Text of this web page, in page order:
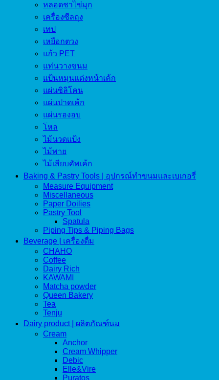
หลอดชาไข่มุก
เครื่องซีลถุง
เทป
เหยือกตวง
แก้ว PET
แท่นวางขนม
แป้นหมุนแต่งหน้าเค้ก
แผ่นซิลิโคน
แผ่นปาดเค้ก
แผ่นรองอบ
โหล
ไม้นวดแป้ง
ไม้พาย
ไม้เสียบคัพเค้ก
Baking & Pastry Tools | อุปกรณ์ทำขนมและเบเกอรี่
Measure Equipment
Miscellaneous
Paper Doilies
Pastry Tool
Spatula
Piping Tips & Piping Bags
Beverage | เครื่องดื่ม
CHAHO
Coffee
Dairy Rich
KAWAMI
Matcha powder
Queen Bakery
Tea
Tenju
Dairy product | ผลิตภัณฑ์นม
Cream
Anchor
Cream Whipper
Debic
Elle&Vire
Puratos